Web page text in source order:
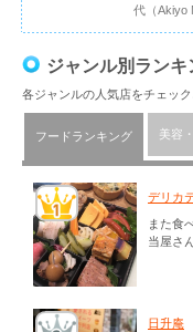
代（Akiyo
ジャンル別ランキ
各ジャンルの人気店をチェック
フードランキング 美容
デリカ
また食
当屋さ
日升庵